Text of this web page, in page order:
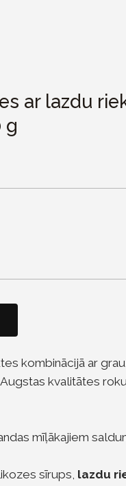
ar lazdu
g
kombinācijā ar
kvalitātes
mīļākajiem
sīrups, lazdu